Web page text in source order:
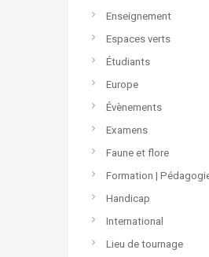
Enseignement
Espaces verts
Étudiants
Europe
Évènements
Examens
Faune et flore
Formation |
Handicap
International
Lieu de tournage